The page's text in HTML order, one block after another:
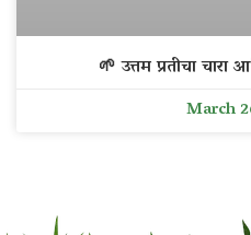
🌱 उत्तम प्रतीचा
March